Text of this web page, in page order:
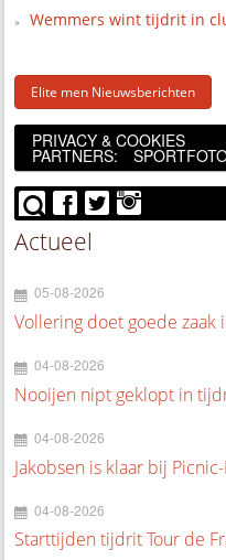
Wemmers wint tijdrit in
Elite men Nieuwsberichten
PRIVACY & COOKIES
PARTNERS:
Actueel
05-08-2026
Vollering doet goede zaak
04-08-2026
Nooijen nipt geklopt in
04-08-2026
Jakobsen is klaar bij
04-08-2026
Starttijden tijdrit Tour de